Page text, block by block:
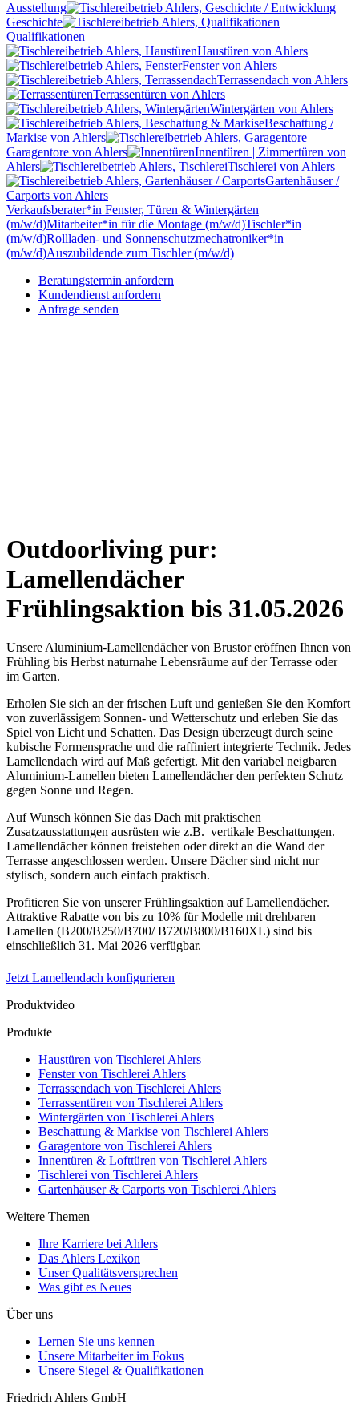
Ausstellung
Geschichte
Qualifikationen
Haustüren von Ahlers
Fenstervon Ahlers
Terrassendach von Ahlers
Terrassentüren von Ahlers
Wintergärten von Ahlers
Beschattung /
Markise von Ahlers
Garagentore von Ahlers Innentüren | Zimmertüren von
Ahlers
Tischlerei von Ahlers
Gartenhäuser /
Carports von Ahlers
Verkaufsberater*in Fenster, Türen & Wintergärten
(m/w/d)Mitarbeiter*in für die Montage (m/w/d)Tischler*in
(m/w/d)Rollladen- und Sonnenschutzmechatroniker*in
(m/w/d)Auszubildende zum Tischler (m/w/d)
Beratungstermin anfordern
Kundendienst anfordern
Anfrage senden
Outdoorliving pur:
Lamellendächer
Frühlingsaktion bis 31.05.2026
Unsere Aluminium-Lamellendächer von Brustor eröffnen Ihnen von
Frühling bis Herbst naturnahe Lebensräume auf der Terrasse oder
im Garten.
Erholen Sie sich an der frischen Luft und genießen Sie den Komfort
von zuverlässigem Sonnen- und Wetterschutz und erleben Sie das
Spiel von Licht und Schatten. Das Design überzeugt durch seine
kubische Formensprache und die raffiniert integrierte Technik. Jedes
Lamellendach wird auf Maß gefertigt. Mit den variabel neigbaren
Aluminium-Lamellen bieten Lamellendächer den perfekten Schutz
gegen Sonne und Regen.
Auf Wunsch können Sie das Dach mit praktischen
Zusatzausstattungen ausrüsten wie z.B. vertikale Beschattungen.
Lamellendächer können freistehen oder direkt an die Wand der
Terrasse angeschlossen werden. Unsere Dächer sind nicht nur
stylisch, sondern auch einfach praktisch.
Profitieren Sie von unserer Frühlingsaktion auf Lamellendächer.
Attraktive Rabatte von bis zu 10% für Modelle mit drehbaren
Lamellen (B200/B250/B700/ B720/B800/B160XL) sind bis
einschließlich 31. Mai 2026 verfügbar.
Jetzt Lamellendach konfigurieren
Produktvideo
Produkte
Haustüren von Tischlerei Ahlers
Fenstervon Tischlerei Ahlers
Terrassendach von Tischlerei Ahlers
Terrassentüren von Tischlerei Ahlers
Wintergärten von Tischlerei Ahlers
Beschattung & Markise von Tischlerei Ahlers
Garagentore von Tischlerei Ahlers
Innentüren & Lofttüren von Tischlerei Ahlers
Tischlerei von Tischlerei Ahlers
Gartenhäuser & Carports von Tischlerei Ahlers
Weitere Themen
Ihre Karriere bei Ahlers
Das Ahlers Lexikon
Unser Qualitätsversprechen
Was gibt es Neues
Über uns
Lernen Sie uns kennen
Unsere Mitarbeiter im Fokus
Unsere Siegel & Qualifikationen
Friedrich Ahlers GmbH